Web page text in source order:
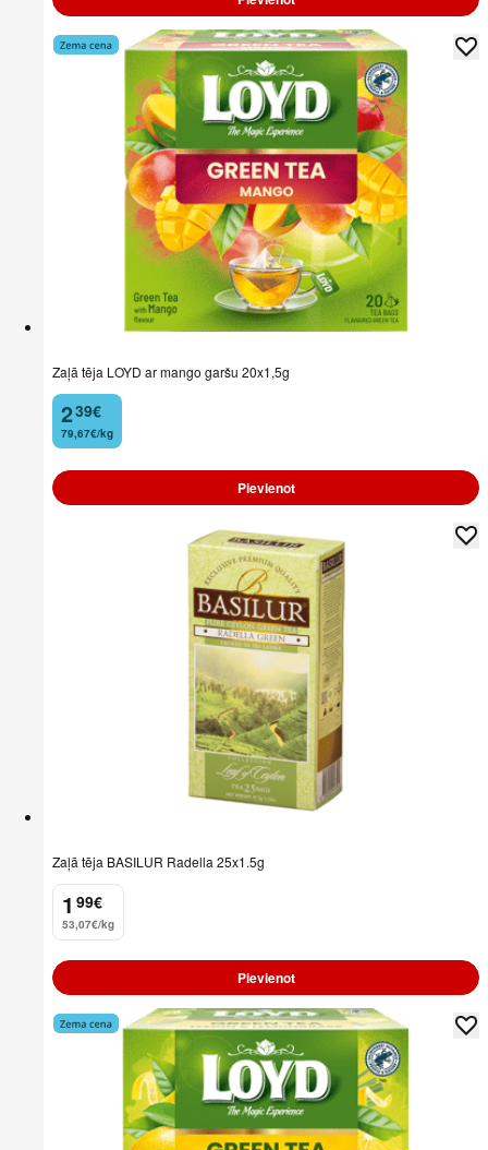
Zaļā tēja LOYD ar mango garšu 20x1,5g
2
. 39€
79,67€/kg
Pievienot
Zaļā tēja BASILUR Radella 25x1.5g
1
. 99€
53,07€/kg
Pievienot